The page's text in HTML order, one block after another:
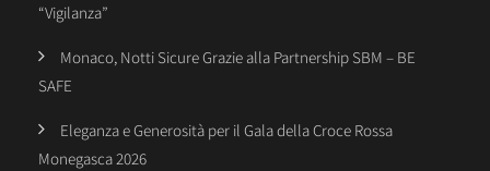
“Vigilanza”
Monaco, Notti Sicure Grazie alla Partnership SBM – BE
SAFE
Eleganza e Generosità per il Gala della Croce Rossa
Monegasca 2026